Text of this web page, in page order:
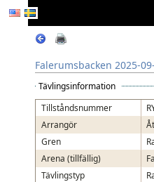
Falerumsbacken 2025-
Tävlingsinformation
Tillståndsnummer
Arrangör
Gren
Arena (tillfällig)
Tävlingstyp